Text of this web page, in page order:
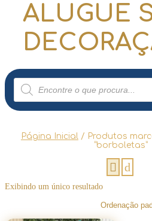
ALUGUE
Pesquisar
produtos
Página Inicial/ Produtos
“borboletas”
Exibindo um único resultado